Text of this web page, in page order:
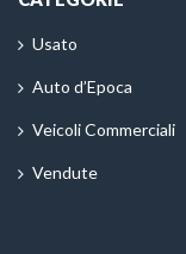
Usato
Auto d’Epoca
Veicoli Commerciali
Vendute